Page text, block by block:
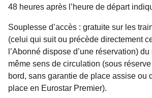
48 heures après l’heure de départ
Souplesse d’accès : gratuite sur les
(celui qui suit ou précède directement
l’Abonné dispose d’une réservation)
même sens de circulation (sous
bord, sans garantie de place assise ou
place en Eurostar Premier).